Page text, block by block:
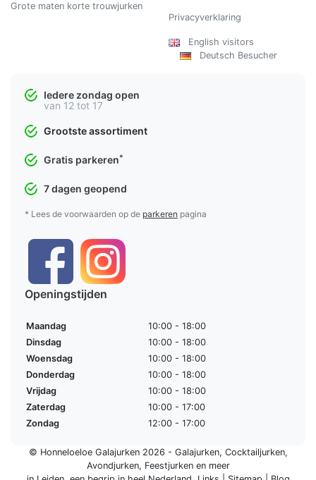
Grote maten korte trouwjurken
Privacyverklaring
English visitors
Deutsch Besucher
Iedere zondag open
van 12 tot 17
Grootste assortiment
Gratis parkeren*
7 dagen geopend
* Lees de voorwaarden op de parkeren pagina
Openingstijden
Maandag
10:00 - 18:00
Dinsdag
10:00 - 18:00
Woensdag
10:00 - 18:00
Donderdag
10:00 - 18:00
Vrijdag
10:00 - 18:00
Zaterdag
10:00 - 17:00
Zondag
12:00 - 17:00
© Honneloeloe Galajurken 2026 - Galajurken, Cocktailjurken,
Avondjurken, Feestjurkenen meer